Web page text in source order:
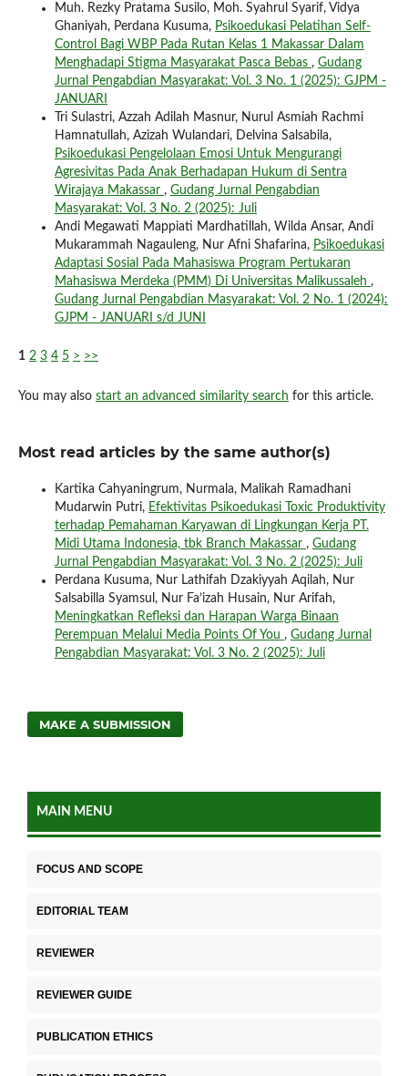
Muh. Rezky Pratama Susilo, Moh. Syahrul Syarif, Vidya
Ghaniyah, Perdana Kusuma, Psikoedukasi Pelatihan Self-
Control Bagi WBP Pada Rutan Kelas 1 Makassar Dalam
Menghadapi Stigma Masyarakat Pasca Bebas , Gudang
Jurnal Pengabdian Masyarakat: Vol. 3 No. 1 (2025): GJPM -
JANUARI
Tri Sulastri, Azzah Adilah Masnur, Nurul Asmiah Rachmi
Hamnatullah, Azizah Wulandari, Delvina Salsabila,
Psikoedukasi Pengelolaan Emosi Untuk Mengurangi
Agresivitas Pada Anak Berhadapan Hukum di Sentra
Wirajaya Makassar , Gudang Jurnal Pengabdian
Masyarakat: Vol. 3 No. 2 (2025): Juli
Andi Megawati Mappiati Mardhatillah, Wilda Ansar, Andi
Mukarammah Nagauleng, Nur Afni Shafarina, Psikoedukasi
Adaptasi Sosial Pada Mahasiswa Program Pertukaran
Mahasiswa Merdeka (PMM) Di Universitas Malikussaleh ,
Gudang Jurnal Pengabdian Masyarakat: Vol. 2 No. 1 (2024):
GJPM - JANUARI s/d JUNI
1 2 3 4 5 > >>
You may also start an advanced similarity search for this article.
Most read articles by the same author(s)
Kartika Cahyaningrum, Nurmala, Malikah Ramadhani
Mudarwin Putri, Efektivitas Psikoedukasi Toxic Produktivity
terhadap Pemahaman Karyawan di Lingkungan Kerja PT.
Midi Utama Indonesia, tbk Branch Makassar , Gudang
Jurnal Pengabdian Masyarakat: Vol. 3 No. 2 (2025): Juli
Perdana Kusuma, Nur Lathifah Dzakiyyah Aqilah, Nur
Salsabilla Syamsul, Nur Fa’izah Husain, Nur Arifah,
Meningkatkan Refleksi dan Harapan Warga Binaan
Perempuan Melalui Media Points Of You , Gudang Jurnal
Pengabdian Masyarakat: Vol. 3 No. 2 (2025): Juli
MAKE A SUBMISSION
MAIN MENU
FOCUS AND SCOPE
EDITORIAL TEAM
REVIEWER
REVIEWER GUIDE
PUBLICATION ETHICS